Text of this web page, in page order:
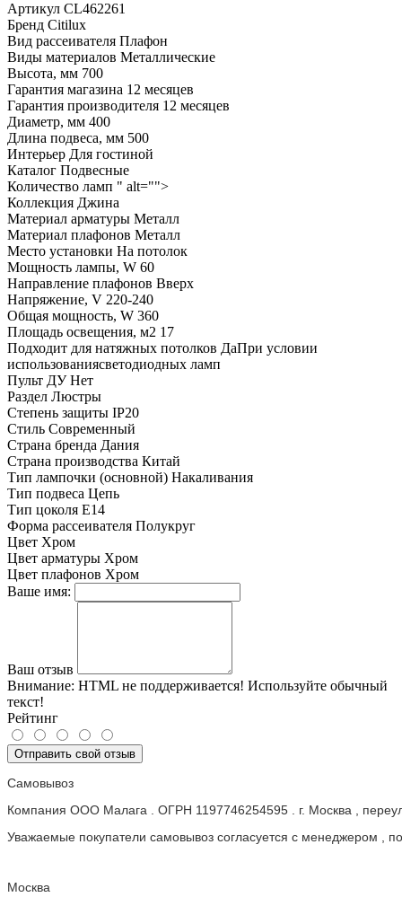
Артикул CL462261
Бренд Citilux
Вид рассеивателя Плафон
Виды материалов Металлические
Высота, мм 700
Гарантия магазина 12 месяцев
Гарантия производителя 12 месяцев
Диаметр, мм 400
Длина подвеса, мм 500
Интерьер Для гостиной
Каталог Подвесные
Количество ламп " alt="">
Коллекция Джина
Материал арматуры Металл
Материал плафонов Металл
Место установки На потолок
Мощность лампы, W 60
Направление плафонов Вверх
Напряжение, V 220-240
Общая мощность, W 360
Площадь освещения, м2 17
Подходит для натяжных потолков ДаПри условии
использованиясветодиодных ламп
Пульт ДУ Нет
Раздел Люстры
Степень защиты IP20
Стиль Современный
Страна бренда Дания
Страна производства Китай
Тип лампочки (основной) Накаливания
Тип подвеса Цепь
Тип цоколя E14
Форма рассеивателя Полукруг
Цвет Хром
Цвет арматуры Хром
Цвет плафонов Хром
Ваше имя:
Ваш отзыв
Внимание: HTML не поддерживается! Используйте обычный
текст!
Рейтинг
Отправить свой отзыв
Самовывоз
Компания ООО Малага . ОГРН 1197746254595 . г. Москва ,
Уважаемые покупатели самовывоз согласуется с менеджером ,
Москва